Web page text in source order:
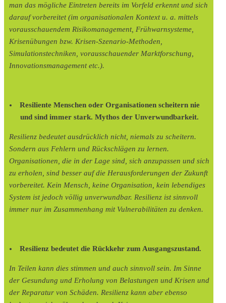
man das mögliche Eintreten bereits im Vorfeld erkennt und sich
darauf vorbereitet (im organisationalen Kontext u. a. mittels
vorausschauendem Risikomanagement, Frühwarnsysteme,
Krisenübungen bzw. Krisen-Szenario-Methoden,
Simulationstechniken, vorausschauender Marktforschung,
Innovationsmanagement etc.).
Resiliente Menschen oder Organisationen scheitern nie
und sind immer stark. Mythos der Unverwundbarkeit.
Resilienz bedeutet ausdrücklich nicht, niemals zu scheitern.
Sondern aus Fehlern und Rückschlägen zu lernen.
Organisationen, die in der Lage sind, sich anzupassen und sich
zu erholen, sind besser auf die Herausforderungen der Zukunft
vorbereitet. Kein Mensch, keine Organisation, kein lebendiges
System ist jedoch völlig unverwundbar. Resilienz ist sinnvoll
immer nur im Zusammenhang mit Vulnerabilitäten zu denken.
Resilienz bedeutet die Rückkehr zum Ausgangszustand.
In Teilen kann dies stimmen und auch sinnvoll sein. Im Sinne
der Gesundung und Erholung von Belastungen und Krisen und
der Reparatur von Schäden. Resilienz kann aber ebenso